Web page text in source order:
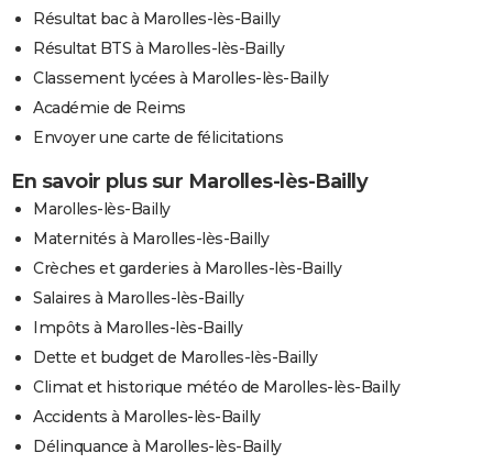
Résultat bac à Marolles-lès-Bailly
Résultat BTS à Marolles-lès-Bailly
Classement lycées à Marolles-lès-Bailly
Académie de Reims
Envoyer une carte de félicitations
En savoir plus sur Marolles-lès-Bailly
Marolles-lès-Bailly
Maternités à Marolles-lès-Bailly
Crèches et garderies à Marolles-lès-Bailly
Salaires à Marolles-lès-Bailly
Impôts à Marolles-lès-Bailly
Dette et budget de Marolles-lès-Bailly
Climat et historique météo de Marolles-lès-Bailly
Accidents à Marolles-lès-Bailly
Délinquance à Marolles-lès-Bailly